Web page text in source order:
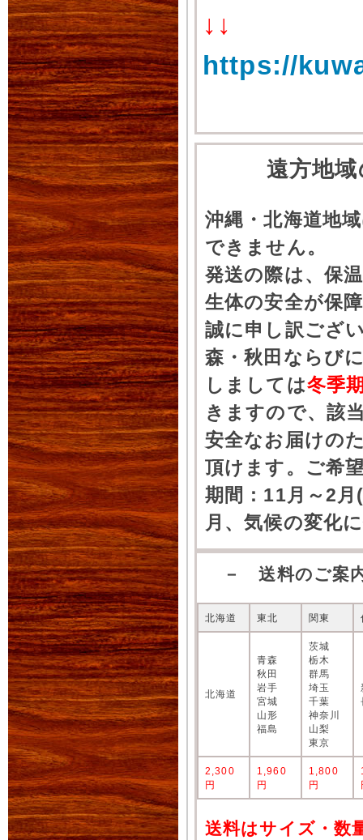
↓↓
https://
遠方地
沖縄・北海道地
できません。
発送の際は、保
生体の安全が保
誠に申し訳ござ
森・秋田ならび
しましては冬季
きますので、該
安全なお届けの
頂けます。ご希
期間：11月～2
月、気候の変化
－ 送料のご案
北海道 東北 関東
北海道
青森
秋田
岩手
宮城
山形
福島
茨城
栃木
群馬
埼玉
千葉
神奈川
山梨
東京
2,300
円
1,960
円
1,800
円
送料はサイズ・数